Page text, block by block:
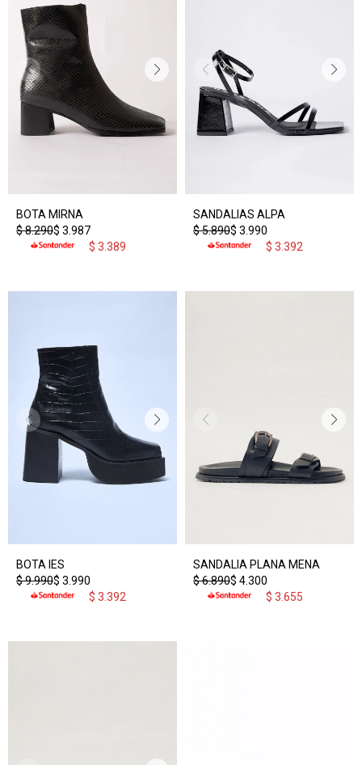
BOTA MIRNA
$ 3.987
$8.290
$ 3.389
SANDALIAS ALPA
$ 3.990
$5.890
$ 3.392
BOTA IES
$ 3.990
$9.990
$ 3.392
SANDALIA PLANA MENA
$ 4.300
$6.890
$ 3.655